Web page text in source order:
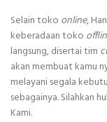
Selain toko online,
keberadaan toko
langsung, disertai tim
akan membuat kamu
melayani segala
sebagainya. Silahkan
Kami.